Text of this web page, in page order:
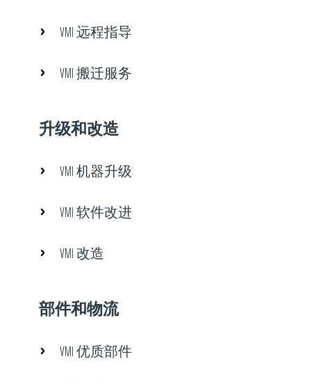
VMI 远程指导
VMI 搬迁服务
升级和改造
VMI 机器升级
VMI 软件改进
VMI 改造
部件和物流
VMI 优质部件